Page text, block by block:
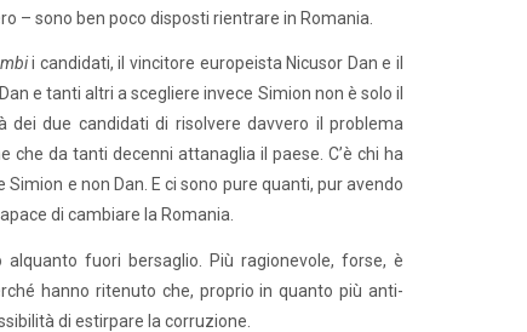
– sono ben poco disposti rientrare in Romania.
i candidati, il vincitore europeista Nicusor Dan e il
e tanti altri a scegliere invece Simion non è solo il
dei due candidati di risolvere davvero il problema
che da tanti decenni attanaglia il paese. C’è chi ha
e non Dan. E ci sono pure quanti, pur avendo
di cambiare la Romania.
fuori bersaglio. Più ragionevole, forse, è
hanno ritenuto che, proprio in quanto più anti-
di estirpare la corruzione.